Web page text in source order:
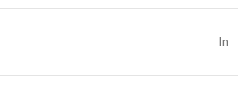
In